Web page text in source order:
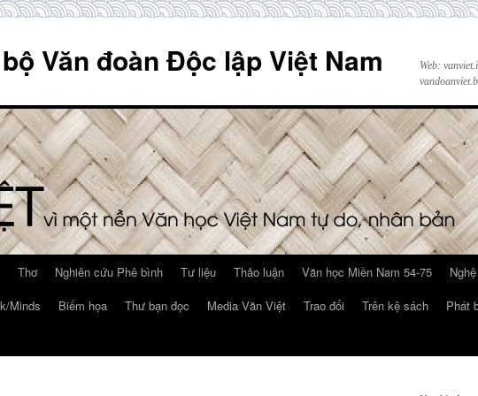
Văn đoàn Độc lập Việt Nam
Web:
Thơ Nghiên cứu Phê bình Tư liệu Thảo luận Văn học Miền Nam 54-75
Minds Biếm họa Thư bạn đọc Media Văn Việt Trao đổi Trên kệ sách
Phát